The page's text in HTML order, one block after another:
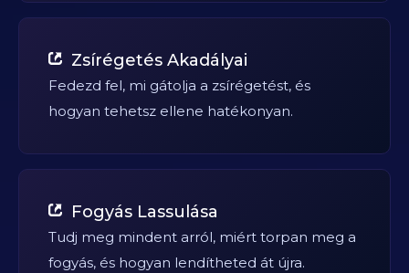
Zsírégetés Akadályai
Fedezd fel, mi gátolja a zsírégetést, és
hogyan tehetsz ellene hatékonyan.
Fogyás Lassulása
Tudj meg mindent arról, miért torpan meg a
fogyás, és hogyan lendítheted át újra.